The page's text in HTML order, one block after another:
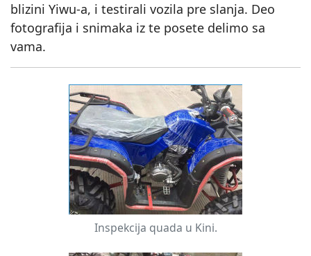
blizini Yiwu-a, i testirali vozila pre slanja. Deo
fotografija i snimaka iz te posete delimo sa
vama.
Inspekcija quada u Kini.